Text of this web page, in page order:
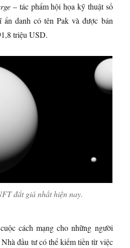
– tác phẩm hội họa kỹ thuật số
danh có tên Pak và được bán
triệu USD.
đắt giá nhất hiện nay.
cách mạng cho những người
đầu tư có thể kiếm tiền từ việc